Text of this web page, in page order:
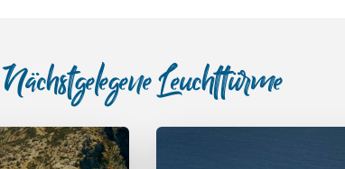
Nächstgelegene Leuchttürme